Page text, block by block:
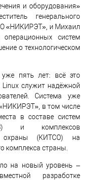
и оборудования»
генерального
«НИКИРЭТ», и Михаил
операционных систем
о технологическом
уже пять лет: всё это
служит надёжной
Система уже
в том числе
в составе систем
и комплексов
охраны (КИТСО) на
комплекса страны.
на новый уровень ‒
разработке